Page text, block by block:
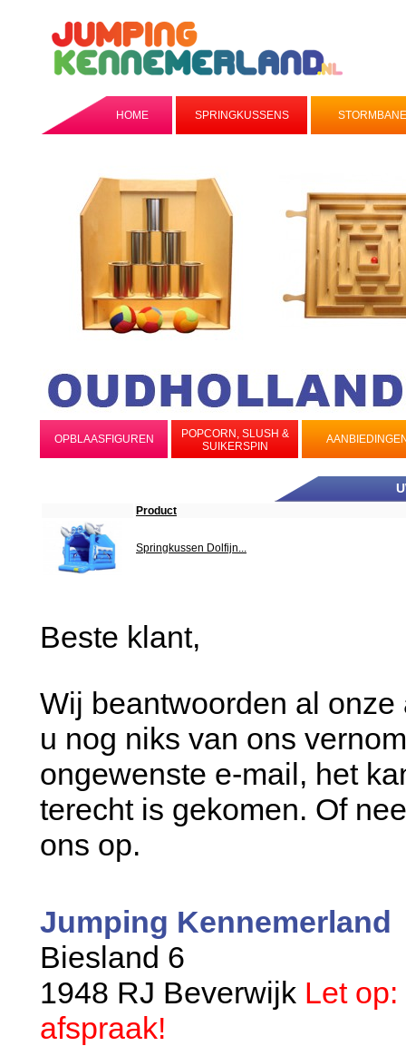
HOME SPRINGKUSSENS
OPBLAASFIGUREN
POPCORN, SLUSH &
SUIKERSPIN
Product
Springkussen Dolfijn...
Beste klant,
Wij beantwoorden al
u nog niks van ons
ongewenste e-mail, het
terecht is gekomen. Of
ons op.
Jumping Kennemerland
Biesland 6
1948 RJ Beverwijk Let
afspraak!